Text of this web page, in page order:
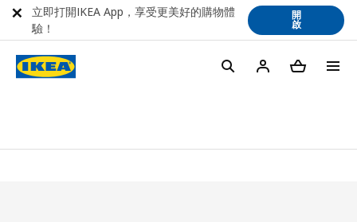
立即打開IKEA App，享受更美好的購物體
驗！
開
啟